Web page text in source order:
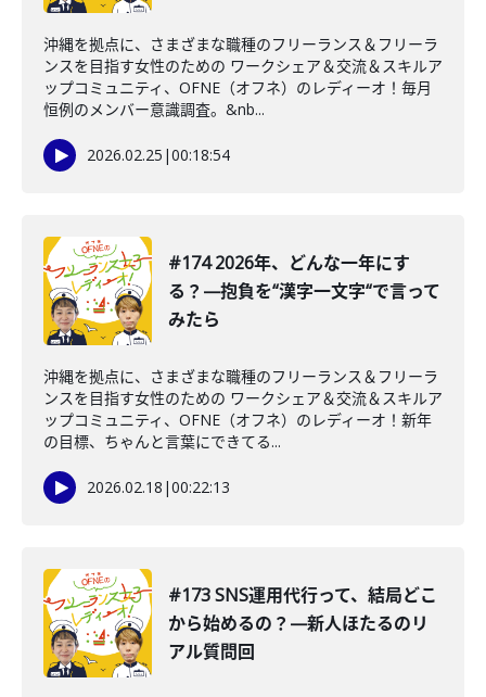
沖縄を拠点に、さまざまな職種のフリーランス＆フリーラ
ンスを目指す女性のための ワークシェア＆交流＆スキルア
ップコミュニティ、OFNE（オフネ）のレディーオ！毎月
恒例のメンバー意識調査。&nb...
2026.02.25 |00:18:54
#174 2026年、どんな一年にす
る？—抱負を“漢字一文字“で言って
みたら
沖縄を拠点に、さまざまな職種のフリーランス＆フリーラ
ンスを目指す女性のための ワークシェア＆交流＆スキルア
ップコミュニティ、OFNE（オフネ）のレディーオ！新年
の目標、ちゃんと言葉にできてる...
2026.02.18 |00:22:13
#173 SNS運用代行って、結局どこ
から始めるの？—新人ほたるのリ
アル質問回